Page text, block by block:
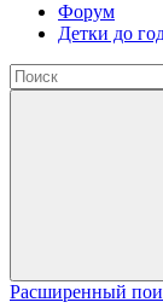
Форум
Детки до
Расширенный